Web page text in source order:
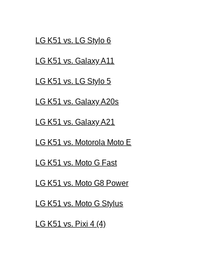
LG K51 vs. LG Stylo 6
LG K51 vs. Galaxy A11
LG K51 vs. LG Stylo 5
LG K51 vs. Galaxy A20s
LG K51 vs. Galaxy A21
LG K51 vs. Motorola Moto E
LG K51 vs. Moto G Fast
LG K51 vs. Moto G8 Power
LG K51 vs. Moto G Stylus
LG K51 vs. Pixi 4 (4)